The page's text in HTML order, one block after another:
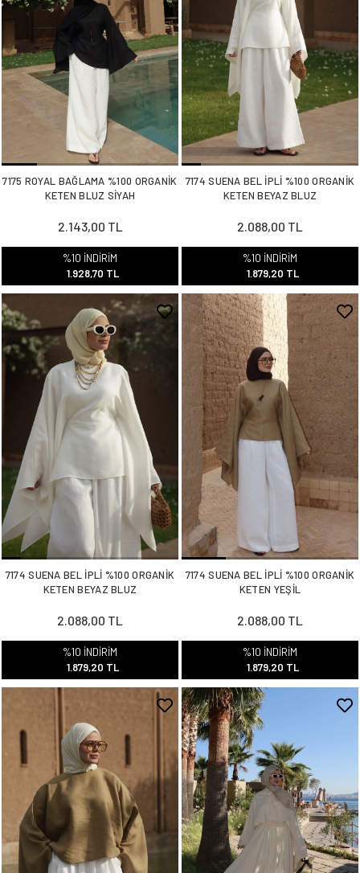
7175 ROYAL BAĞLAMA %100 ORGANİK
KETEN BLUZ SİYAH
2.143,00 TL
%10 İNDİRİM
1.928,70 TL
7174 SUENA BEL İPLİ %100 ORGANİK
KETEN BEYAZ BLUZ
2.088,00 TL
%10 İNDİRİM
1.879,20 TL
7174 SUENA BEL İPLİ %100 ORGANİK
KETEN BEYAZ BLUZ
2.088,00 TL
%10 İNDİRİM
1.879,20 TL
7174 SUENA BEL İPLİ %100 ORGANİK
KETEN YEŞİL
2.088,00 TL
%10 İNDİRİM
1.879,20 TL